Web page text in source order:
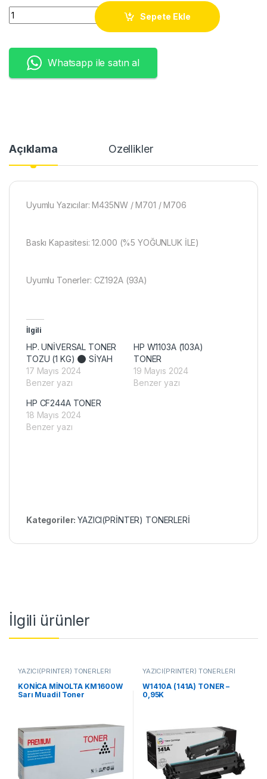
HP CZ192A (93A) TONER quantity
Sepete Ekle
Whatsapp ile satın al
Açıklama Özellikler
Uyumlu Yazıcılar: M435NW / M701 / M706
Baskı Kapasitesi: 12.000 (%5 YOĞUNLUK İLE)
Uyumlu Tonerler: CZ192A (93A)
İlgili
HP. UNİVERSAL TONER
TOZU (1 KG)
SİYAH
17 Mayıs 2024
Benzer yazı
HP W1103A (103A)
TONER
19 Mayıs 2024
Benzer yazı
HP CF244A TONER
18 Mayıs 2024
Benzer yazı
Kategoriler:YAZICI(PRİNTER) TONERLERİ
İlgili ürünler
YAZICI(PRİNTER) TONERLERİ
KONİCA MİNOLTA KM1600W
Sarı Muadil Toner
YAZICI(PRİNTER) TONERLERİ
W1410A (141A) TONER –
0,95K